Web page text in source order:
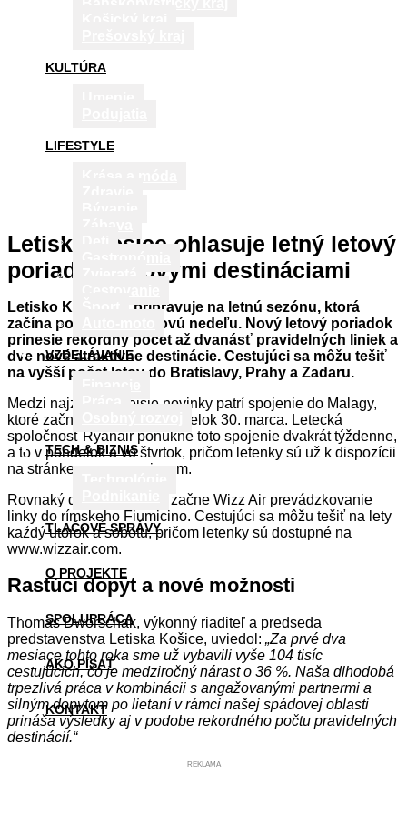
KULTÚRA
LIFESTYLE
VZDELÁVANIE
TECH & BIZNIS
TLAČOVÉ SPRÁVY
O PROJEKTE
SPOLUPRÁCA
AKO PÍSAŤ
KONTAKT
Letisko Košice ohlasuje letný letový
poriadok s novými destináciami
Letisko Košice sa pripravuje na letnú sezónu, ktorá
začína poslednú marcovú nedeľu. Nový letový poriadok
prinesie rekordný počet až dvanásť pravidelných liniek a
dve nové atraktívne destinácie. Cestujúci sa môžu tešiť
na vyšší počet letov do Bratislavy, Prahy a Zadaru.
Medzi najzaujímavejšie novinky patrí spojenie do Malagy,
ktoré začne fungovať v pondelok 30. marca. Letecká
spoločnosť Ryanair ponúkne toto spojenie dvakrát týždenne,
a to v pondelok a vo štvrtok, pričom letenky sú už k dispozícii
na stránke www.ryanair.com.
Rovnaký deň, 31. marca, začne Wizz Air prevádzkovanie
linky do rímskeho Fiumicino. Cestujúci sa môžu tešiť na lety
každý utorok a sobotu, pričom letenky sú dostupné na
www.wizzair.com.
Rastúci dopyt a nové možnosti
Thomas Dworschak, výkonný riaditeľ a predseda
predstavenstva Letiska Košice, uviedol: „Za prvé dva
mesiace tohto roka sme už vybavili vyše 104 tisíc
cestujúcich, čo je medziročný nárast o 36 %. Naša dlhodobá
trpezlivá práca v kombinácii s angažovanými partnermi a
silným dopytom po lietaní v rámci našej spádovej oblasti
prináša výsledky aj v podobe rekordného počtu pravidelných
destinácií.“
REKLAMA